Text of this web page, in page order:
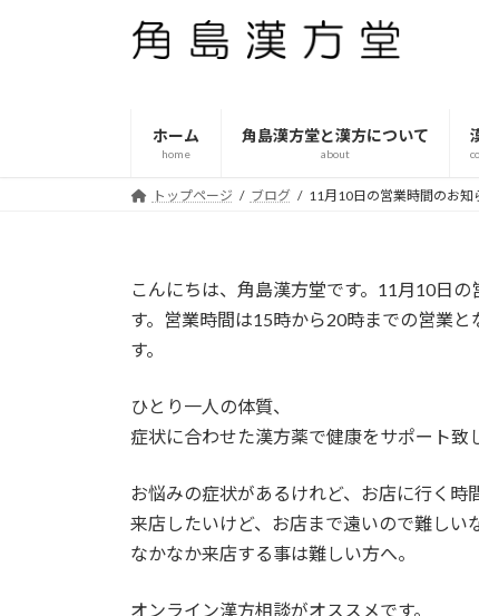
ホーム
home
角島漢方堂と漢方について
about
トップページ ブログ 11月10日の営業時間のお知
こんにちは、角島漢方堂です。11月10日
す。営業時間は15時から20時までの営業
す。
ひとり一人の体質、
症状に合わせた漢方薬で健康をサポート致
お悩みの症状があるけれど、お店に行く時
来店したいけど、お店まで遠いので難しい
なかなか来店する事は難しい方へ。
オンライン漢方相談がオススメです。